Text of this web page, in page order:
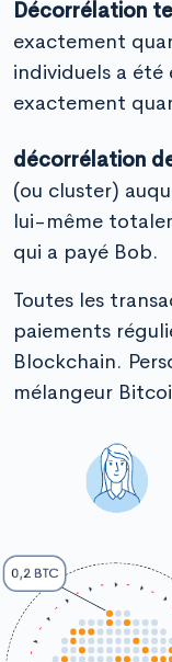
Décorrélation
exactement
individuels a été
exactement
décorrélation
(ou cluster)
lui-même
qui a payé Bob.
Toutes les
paiements
Blockchain.
mélangeur
0,2 BTC